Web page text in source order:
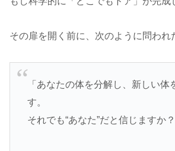
その扉を開く前に、次のように問われ
「あなたの体を分解し、新しい体
す。
それでも“あなた”だと信じますか？